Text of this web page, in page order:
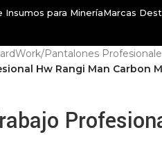
Insumos para MineríaMarcas
/Pantalones
Hw Rangi Man Carbon